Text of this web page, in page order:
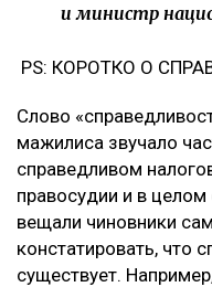
и министр
PS: КОРОТКО О
Слово
мажилиса звучало
справедливом
правосудии и в
вещали чиновники
констатировать, что
существует.